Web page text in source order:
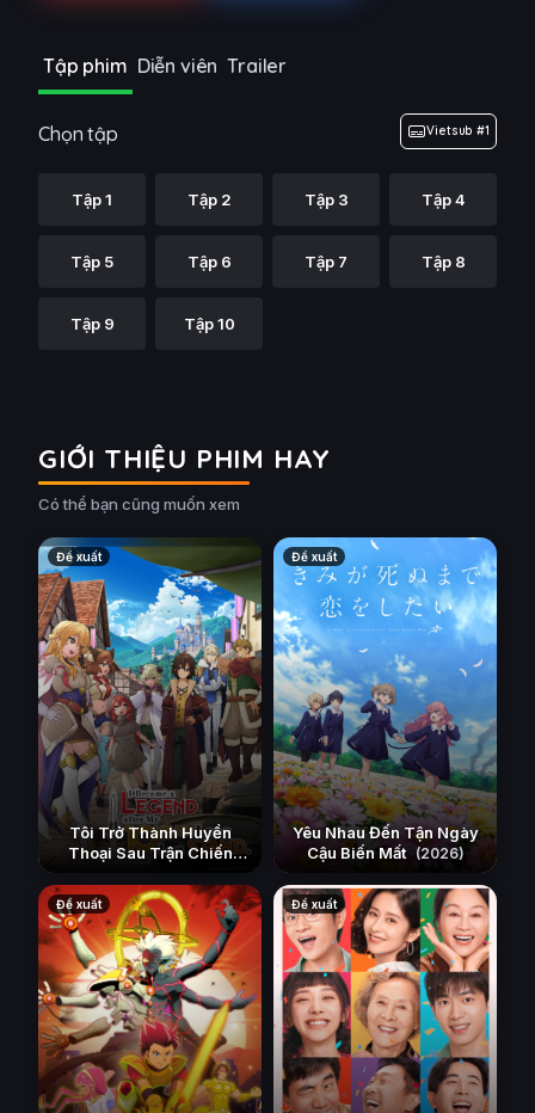
Tập phim Diễn viên Trailer
Chọn tập Vietsub #1
Tập 1 Tập 2 Tập 3 Tập 4
Tập 5 Tập 6 Tập 7 Tập 8
Tập 9 Tập 10
GIỚI THIỆU PHIM HAY
Có thể bạn cũng muốn xem
Đề xuất
Tôi Trở Thành Huyền
Thoại Sau Trận Chiến
Năm (2026)
Đề xuất
Yêu Nhau Đến Tận Ngày
Cậu Biến Mất (2026)
Đề xuất Đề xuất